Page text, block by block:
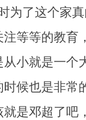
为了这个家
等等的教育
小就是一个
候也是非常
就是邓超了吧